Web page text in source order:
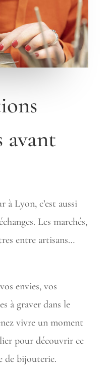
avant
Lyon, c’est aussi
Les marchés,
entre artisans…
envies, vos
à graver dans le
vivre un moment
pour découvrir ce
de bijouterie.